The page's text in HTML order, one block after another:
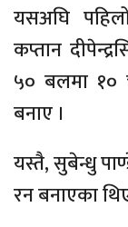
यसअघि
कप्तान
५० बलमा १०
बनाए ।
यस्तै, सुबेन्धु
रन बनाएका